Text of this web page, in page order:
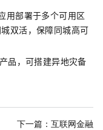
用部署于多个可用区
双活，保障同城高可
品，可搭建异地灾备
下一篇： 互联网金融